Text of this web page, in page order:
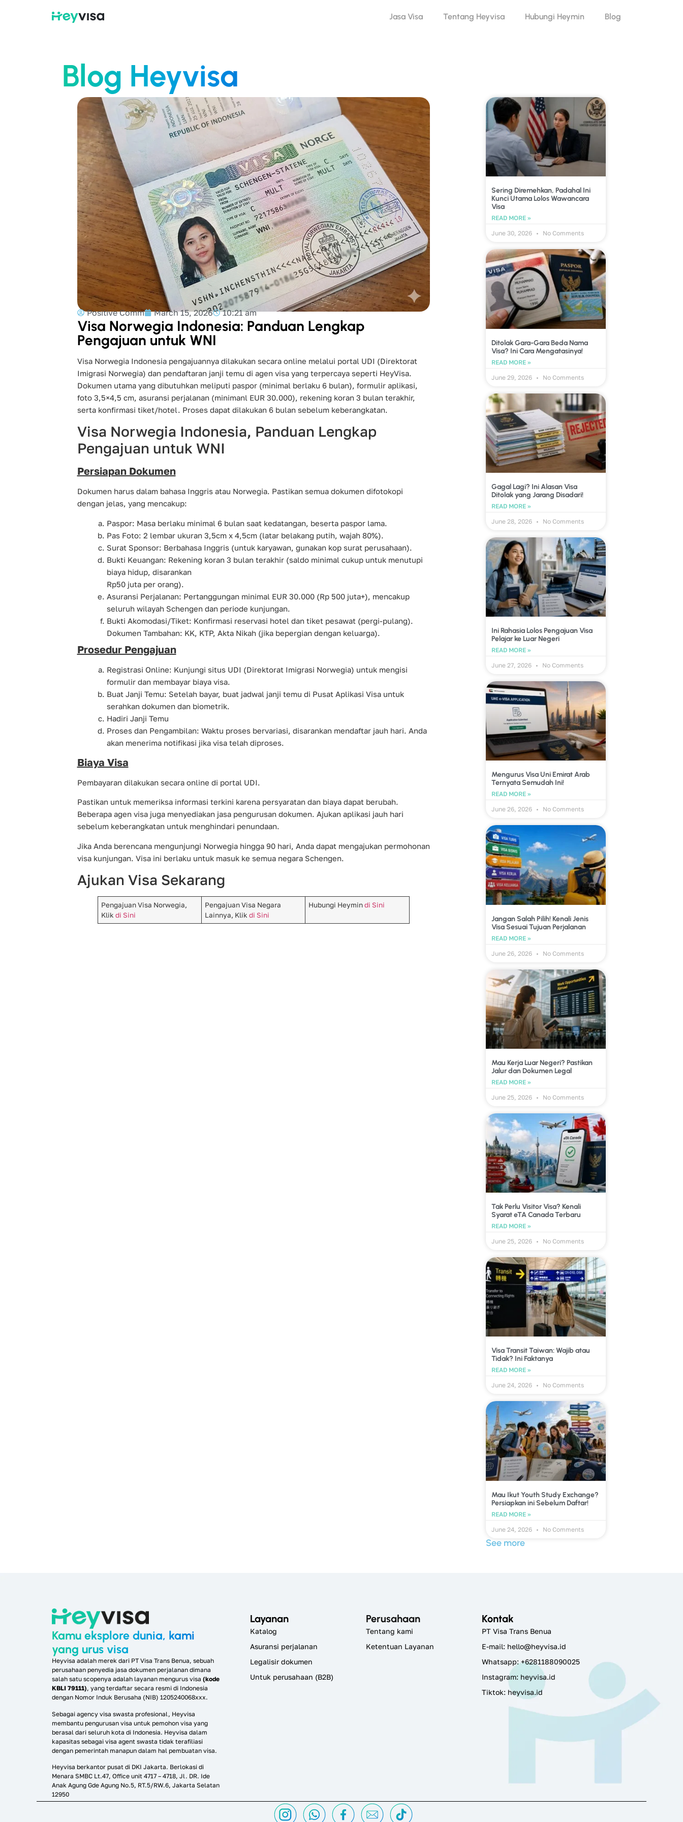
Jasa Visa Tentang Heyvisa Hubungi Heymin Blog
Blog Heyvisa
Positive Comm March 15, 2026 10:21 am
Visa Norwegia Indonesia: Panduan Lengkap
Pengajuan untuk WNI
Visa Norwegia Indonesia pengajuannya dilakukan secara online melalui portal UDI (Direktorat
Imigrasi Norwegia) dan pendaftaran janji temu di agen visa yang terpercaya seperti HeyVisa.
Dokumen utama yang dibutuhkan meliputi paspor (minimal berlaku 6 bulan), formulir aplikasi,
foto 3,5×4,5 cm, asuransi perjalanan (minimanl EUR 30.000), rekening koran 3 bulan terakhir,
serta konfirmasi tiket/hotel. Proses dapat dilakukan 6 bulan sebelum keberangkatan.
Visa Norwegia Indonesia, Panduan Lengkap
Pengajuan untuk WNI
Persiapan Dokumen
Dokumen harus dalam bahasa Inggris atau Norwegia. Pastikan semua dokumen difotokopi
dengan jelas, yang mencakup:
Paspor: Masa berlaku minimal 6 bulan saat kedatangan, beserta paspor lama.
Pas Foto: 2 lembar ukuran 3,5cm x 4,5cm (latar belakang putih, wajah 80%).
Surat Sponsor: Berbahasa Inggris (untuk karyawan, gunakan kop surat perusahaan).
Bukti Keuangan: Rekening koran 3 bulan terakhir (saldo minimal cukup untuk menutupi
biaya hidup, disarankan
Rp50 juta per orang).
Asuransi Perjalanan: Pertanggungan minimal EUR 30.000 (Rp 500 juta+), mencakup
seluruh wilayah Schengen dan periode kunjungan.
Bukti Akomodasi/Tiket: Konfirmasi reservasi hotel dan tiket pesawat (pergi-pulang).
Dokumen Tambahan: KK, KTP, Akta Nikah (jika bepergian dengan keluarga).
Prosedur Pengajuan
Registrasi Online: Kunjungi situs UDI (Direktorat Imigrasi Norwegia) untuk mengisi
formulir dan membayar biaya visa.
Buat Janji Temu: Setelah bayar, buat jadwal janji temu di Pusat Aplikasi Visa untuk
serahkan dokumen dan biometrik.
Hadiri Janji Temu
Proses dan Pengambilan: Waktu proses bervariasi, disarankan mendaftar jauh hari. Anda
akan menerima notifikasi jika visa telah diproses.
Biaya Visa
Pembayaran dilakukan secara online di portal UDI.
Pastikan untuk memeriksa informasi terkini karena persyaratan dan biaya dapat berubah.
Beberapa agen visa juga menyediakan jasa pengurusan dokumen. Ajukan aplikasi jauh hari
sebelum keberangkatan untuk menghindari penundaan.
Jika Anda berencana mengunjungi Norwegia hingga 90 hari, Anda dapat mengajukan permohonan
visa kunjungan. Visa ini berlaku untuk masuk ke semua negara Schengen.
Ajukan Visa Sekarang
Pengajuan Visa Norwegia,
Klik di Sini
Pengajuan Visa Negara
Lainnya, Klikdi Sini
Hubungi Heymindi Sini
Sering Diremehkan, Padahal Ini
Kunci Utama Lolos Wawancara
Visa
READ MORE »
June 30, 2026
No Comments
Ditolak Gara-Gara Beda Nama
Visa? Ini Cara Mengatasinya!
READ MORE »
June 29, 2026
No Comments
Gagal Lagi? Ini Alasan Visa
Ditolak yang Jarang Disadari!
READ MORE »
June 28, 2026
No Comments
Ini Rahasia Lolos Pengajuan Visa
Pelajar ke Luar Negeri
READ MORE »
June 27, 2026
No Comments
Mengurus Visa Uni Emirat Arab
Ternyata Semudah Ini!
READ MORE »
June 26, 2026
No Comments
Jangan Salah Pilih! Kenali Jenis
Visa Sesuai Tujuan Perjalanan
READ MORE »
June 26, 2026
No Comments
Mau Kerja Luar Negeri? Pastikan
Jalur dan Dokumen Legal
READ MORE »
June 25, 2026
No Comments
Tak Perlu Visitor Visa? Kenali
Syarat eTA Canada Terbaru
READ MORE »
June 25, 2026
No Comments
Visa Transit Taiwan: Wajib atau
Tidak? Ini Faktanya
READ MORE »
June 24, 2026
No Comments
Mau Ikut Youth Study Exchange?
Persiapkan ini Sebelum Daftar!
READ MORE »
June 24, 2026
No Comments
See more
Kamu eksplore dunia, kami
yang urus visa
Heyvisa adalah merek dari PT Visa Trans Benua, sebuah
perusahaan penyedia jasa dokumen perjalanan dimana
salah satu scopenya adalah layanan mengurus visa (kode
KBLI 79111), yang terdaftar secara resmi di Indonesia
dengan Nomor Induk Berusaha (NIB) 1205240068xxx.
Sebagai agency visa swasta profesional, Heyvisa
membantu pengurusan visa untuk pemohon visa yang
berasal dari seluruh kota di Indonesia. Heyvisa dalam
kapasitas sebagai visa agent swasta tidak terafiliasi
dengan pemerintah manapun dalam hal pembuatan visa.
Heyvisa berkantor pusat di DKI Jakarta. Berlokasi di
Menara SMBC Lt.47, Office unit 4717 – 4718, Jl. DR. Ide
Anak Agung Gde Agung No.5, RT.5/RW.6, Jakarta Selatan
12950
Layanan
Katalog
Asuransi perjalanan
Legalisir dokumen
Untuk perusahaan (B2B)
Perusahaan
Tentang kami
Ketentuan Layanan
Kontak
PT Visa Trans Benua
E-mail: hello@heyvisa.id
Whatsapp: +6281188090025
Instagram: heyvisa.id
Tiktok: heyvisa.id